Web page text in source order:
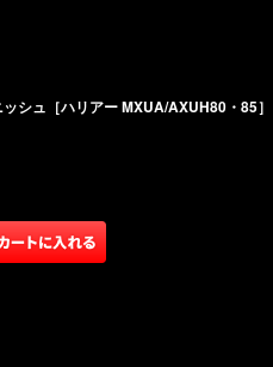
シュ［ハリアー MXUA/AXUH80・85］